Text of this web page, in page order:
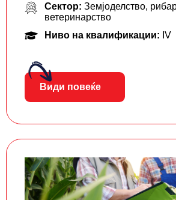
Сектор: Земјоделство,
ветеринарство
Ниво на квалификации: IV
Види повеќе